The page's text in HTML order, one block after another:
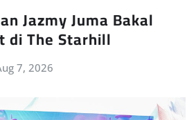
Jazmy Juma Bakal
di The Starhill
7, 2026